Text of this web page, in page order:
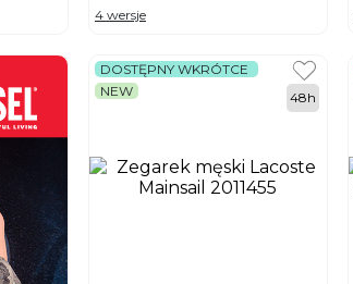
4 wersje
DOSTĘPNY WKRÓTCE
NEW
48h